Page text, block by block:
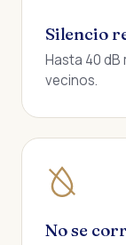
Silencio
Hasta 40
vecinos.
No se